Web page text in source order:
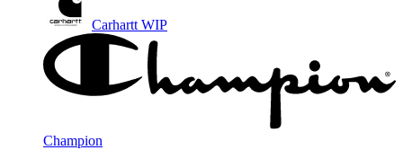
Carhartt WIP
Champion